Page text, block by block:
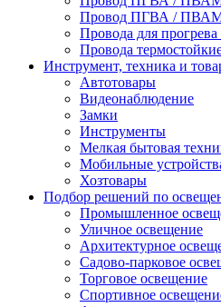
Провод ПГВА /
Провода для
Провода
Инструмент, техника и
Автотовары
Видеонаблюдение
Замки
Инструменты
Мелкая бытовая
Мобильные
Хозтовары
Подбор решений по
Промышленное
Уличное освещение
Архитектурное
Садово-парковое
Торговое освещение
Спортивное